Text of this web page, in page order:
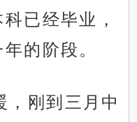
已经毕业，
的阶段。
，刚到三月中